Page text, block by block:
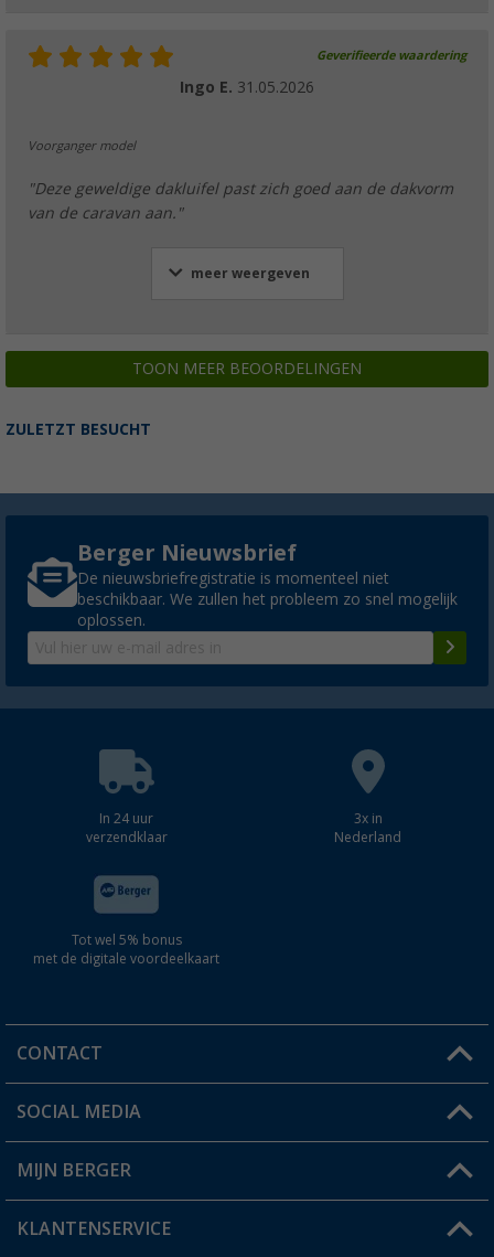
Geverifieerde waardering
Ingo E. 31.05.2026
Voorganger model
"Deze geweldige dakluifel past zich goed aan de dakvorm
van de caravan aan."
meer weergeven
TOON MEER BEOORDELINGEN
ZULETZT BESUCHT
Berger Nieuwsbrief
De nieuwsbriefregistratie is momenteel niet
beschikbaar. We zullen het probleem zo snel mogelijk
oplossen.
In 24 uur
verzendklaar
3x in
Nederland
Tot wel 5% bonus
met de digitale voordeelkaart
CONTACT
Een vraag?
Winkel vinden
SOCIAL MEDIA
MIJN BERGER
Mijn account
KLANTENSERVICE